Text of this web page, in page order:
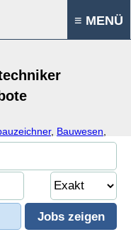
≡ MENÜ
, Bauwesen